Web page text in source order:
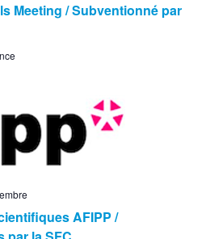
Meeting / Subventionné par
AFIPP /